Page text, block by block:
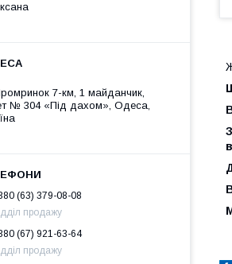
7-км, 1 майданчик,
№ 304 «Під дахом», Одеса,
(63) 379-08-08
продажу
(67) 921-63-64
продажу